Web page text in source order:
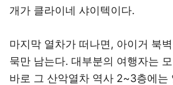
개가 클라이네 샤이텍이다.
마지막 열차가 떠나면, 아이거 북
묵만 남는다. 대부분의 여행자는
바로 그 산악열차 역사 2~3층에는